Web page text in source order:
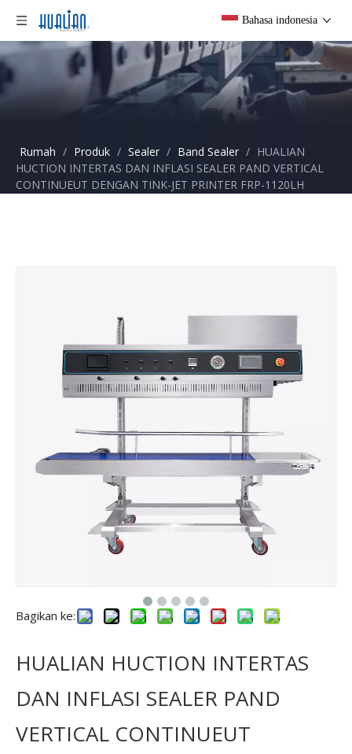
Bahasa indonesia
Rumah / Produk / Sealer / Band Sealer / HUALIAN
HUCTION INTERTAS DAN INFLASI SEALER PAND VERTICAL
CONTINUEUT DENGAN TINK-JET PRINTER FRP-1120LH
Bagikan ke:
HUALIAN HUCTION INTERTAS
DAN INFLASI SEALER PAND
VERTICAL CONTINUEUT